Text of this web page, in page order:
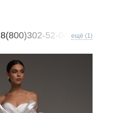
8(800)302-52-08 ещё (1)